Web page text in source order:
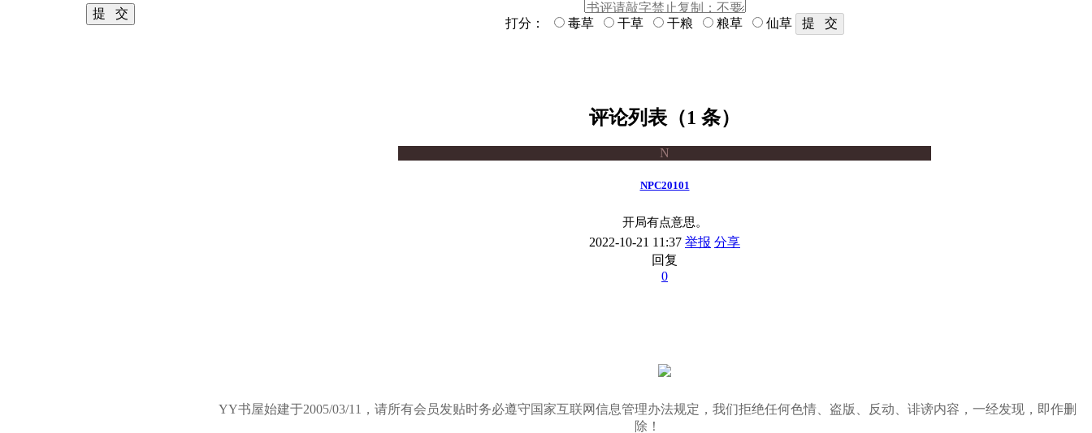
打分： 毒草 干草 干粮 粮草 仙草
评论列表（1 条）
N
NPC20101
开局有点意思。
2022-10-21 11:37 举报 分享
回复
0
YY书屋始建于2005/03/11，请所有会员发贴时务必遵守国家互联网信息管理办法规定，我们拒绝任何色情、盗版、反动、诽谤内容，一经发现，即作删
除！